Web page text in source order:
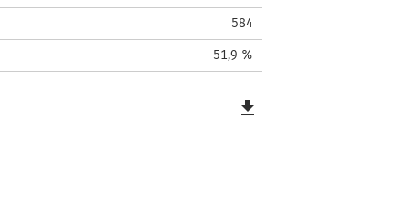
584
51,9 %
file_download